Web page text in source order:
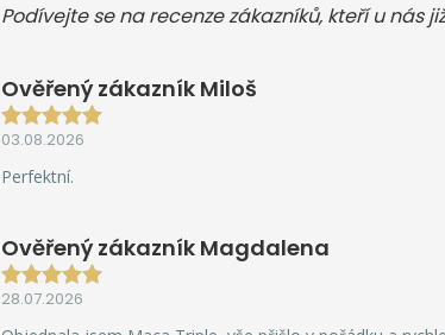
Podívejte se na recenze zákazníků, kteří u nás
Ověřený zákazník Miloš
03.08.2026
Perfektní.
Ověřený zákazník Magdalena
28.07.2026